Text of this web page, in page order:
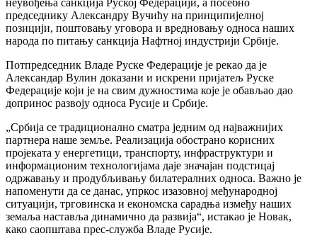
председнику Александру Вучићу на принципијелној
позицији, поштовању уговора и вредновању односа наших
народа по питању санкција Нафтној индустрији Србије.
Потпредседник Владе Руске Федерације је рекао да је
Александар Вулин доказани и искрени пријатељ Руске
Федерације који је на свим дужностима које је обављао дао
допринос развоју односа Русије и Србије.
„Србија се традиционално сматра једним од најважнијих
партнера наше земље. Реализација обострано корисних
пројеката у енергетици, транспорту, инфраструктури и
информационим технологијама даје значајан подстицај
одржавању и продубљивању билатералних односа. Важно је
напоменути да се данас, упркос изазовној међународној
ситуацији, трговинска и економска сарадња између наших
земаља наставља динамично да развија“, истакао је Новак,
како саопштава прес-служба Владе Русије.